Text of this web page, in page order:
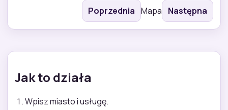
Poprzednia Mapa Następna
Jak to działa
Wpisz miasto i usługę.